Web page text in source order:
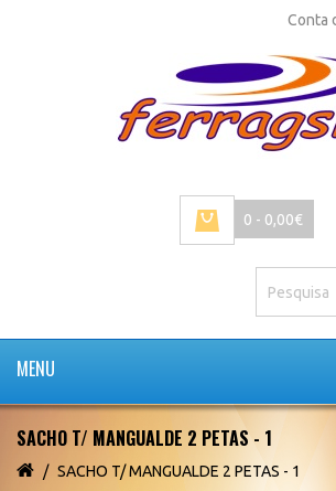
Conta
0 - 0,00€
MENU
SACHO T/ MANGUALDE 2 PETAS - 1
SACHO T/ MANGUALDE 2 PETAS - 1